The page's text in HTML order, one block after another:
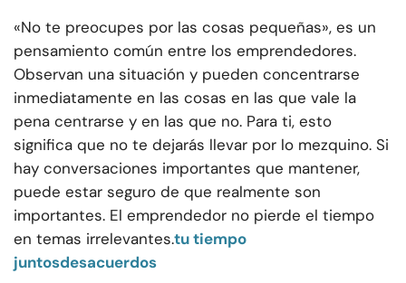
«No te preocupes por las cosas pequeñas», es un
pensamiento común entre los emprendedores.
Observan una situación y pueden concentrarse
inmediatamente en las cosas en las que vale la
pena centrarse y en las que no. Para ti, esto
significa que no te dejarás llevar por lo mezquino. Si
hay conversaciones importantes que mantener,
puede estar seguro de que realmente son
importantes. El emprendedor no pierde el tiempo
en temas irrelevantes.tu tiempo
juntosdesacuerdos